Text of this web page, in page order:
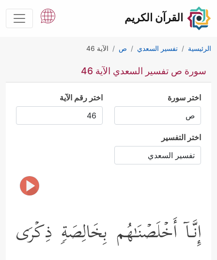
القرآن الكريم
الرئيسية تفسير السعدي ص الآية 46
سورة ص تفسير السعدي الآية 46
اختر سورة اختر رقم الآية
اختر التفسير
إِنَّـاۤ أَخۡلَصۡنَـٰهُم بِخَالِصَةࣲ ذِكۡرَى